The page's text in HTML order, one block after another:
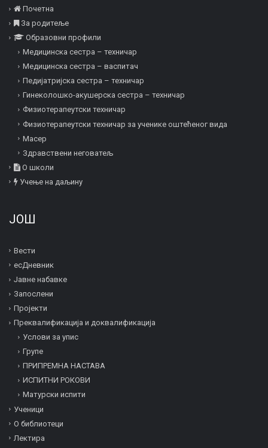
Почетна
За родитеље
Образовни профили
Медицинска сестра – техничар
Медицинска сестра – васпитач
Педијатријска сестра – техничар
Гинеколошко-акушерска сестра – техничар
Физиотерапеутски техничар
Физиотерапеутски техничар за ученике оштећеног вида
Mасер
Здравствени неговатељ
О школи
Учење на даљину
ЈОШ
Вести
есДневник
Јавне набавке
Запослени
Пројекти
Преквалификација и дoквалификација
Услови за упис
Групе
ПРИПРЕМНА НАСТАВА
ИСПИТНИ РОКОВИ
Матурски испити
Ученици
О библиотеци
Лектира